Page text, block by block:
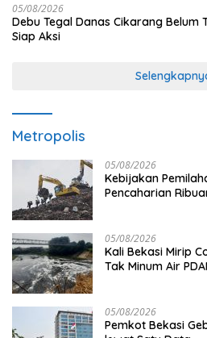
05/08/2026
Debu Tegal Danas Cikarang Belum
Siap Aksi
Metropolis
05/08/2026
Kebijakan
Pencaharian
05/08/2026
Kali Bekasi Mirip
Tak Minum Air
05/08/2026
Pemkot Bekasi